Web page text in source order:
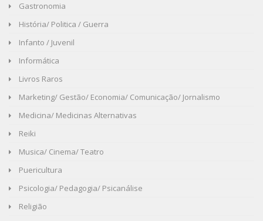
Gastronomia
História/ Politica / Guerra
Infanto / Juvenil
Informática
Livros Raros
Marketing/ Gestão/ Economia/ Comunicação/ Jornalismo
Medicina/ Medicinas Alternativas
Reiki
Musica/ Cinema/ Teatro
Puericultura
Psicologia/ Pedagogia/ Psicanálise
Religião